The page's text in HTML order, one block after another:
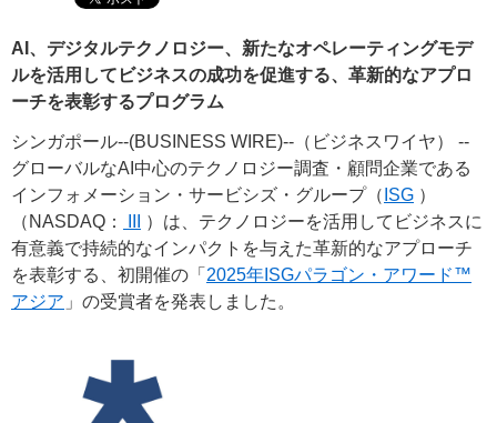
AI、デジタルテクノロジー、新たなオペレーティングモデ
ルを活用してビジネスの成功を促進する、革新的なアプロ
ーチを表彰するプログラム
シンガポール--(BUSINESS WIRE)--（ビジネスワイヤ） --
グローバルなAI中心のテクノロジー調査・顧問企業である
インフォメーション・サービシズ・グループ（ ISG ）
（NASDAQ：
）は、テクノロジーを活用してビジネスに
有意義で持続的なインパクトを与えた革新的なアプローチ
を表彰する、初開催の「 2025年ISGパラゴン・アワード™
アジア 」の受賞者を発表しました。